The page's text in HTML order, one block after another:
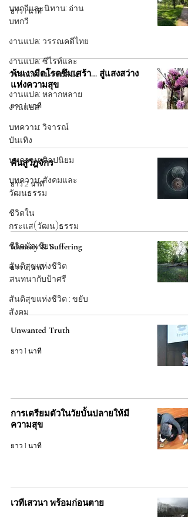
บทกวีและนิทาน: อ่าน
บทกวี
งานแปล: วรรณคดีไทย
งานแปล: ซีไรท์และ
วรรณกรรมร่วมสมัย
งานแปล: หลากหลาย
งานแปล
บทความ: วิจารณ์
บันเทิง
บทความ: ศิลปนิยม
บทความ: สังคมและ
วัฒนธรรม
ชีวิตใน
กระแส(วัฒน)ธรรม
ชีวิตนักเขียน
สันติสุขแห่งชีวิต
:สนทนากับป้าศรี
สันติสุขแห่งชีวิต : ขยับ
สังคม
ยาว 1 นาที
พ้นเงามืดโรคซึมเศร้า… สู่แสงสว่าง
แห่งความสุข
ยาว 1 นาที
คืนสู่วัฎจักร
ยาว 2 นาที
Identity & Suffering
ยาว 2 นาที
Unwanted Truth
ยาว 1 นาที
การเตรียมตัวในวัยบั้นปลายให้มี
ความสุข
ยาว 1 นาที
เวทีเสวนา พร้อมก่อนตาย